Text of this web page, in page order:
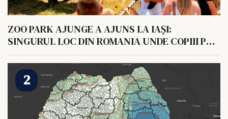
ZOO PARK AJUNGE A AJUNS LA IAȘI:
SINGURUL LOC DIN ROMANIA UNDE COPIII POT
HRANI UN ELEFANT